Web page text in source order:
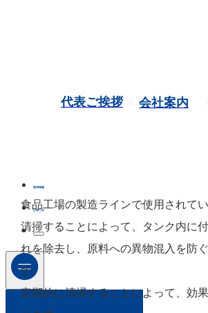
代表ご挨拶 会社案内
採用情報
お知らせ
食品工場の製造ラインで使用されて
清掃することによって、タンク内に
れを除去し、原料への異物混入を防
す。
定期的に清掃することによって、効